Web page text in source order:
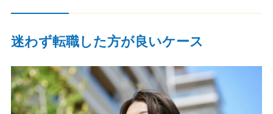
迷わず転職した方が良いケース